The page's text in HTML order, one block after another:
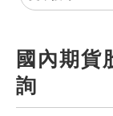
國內期貨
詢